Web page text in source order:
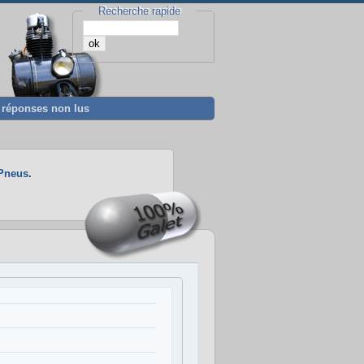
Recherche rapide
non lus
.